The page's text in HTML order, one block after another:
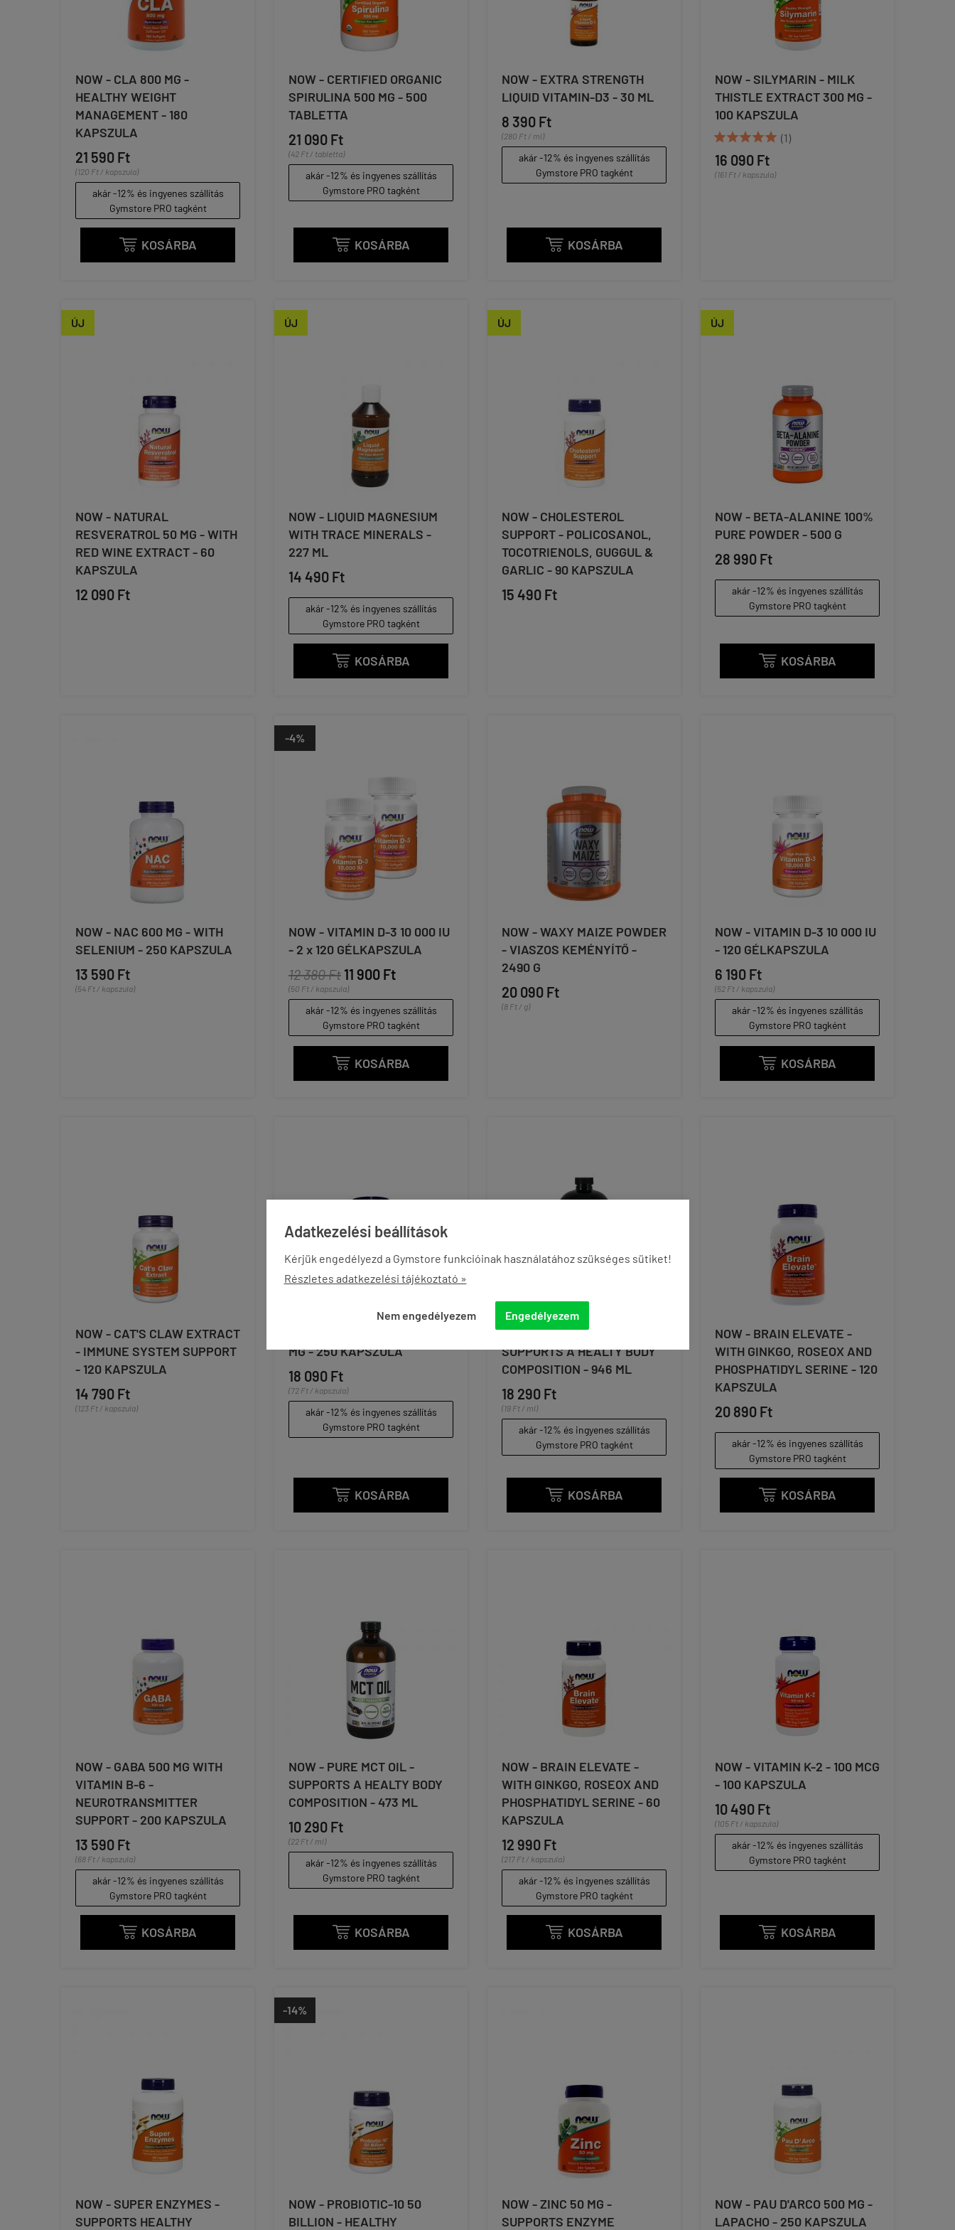
Adatkezelési beállítások
Kérjük engedélyezd a Gymstore funkcióinak használatához szükséges sütiket!
Részletes adatkezelési tájékoztató »
Nem engedélyezem Engedélyezem
NOW - CLA 800 MG -
HEALTHY WEIGHT
MANAGEMENT - 180
KAPSZULA
21 590 Ft
(120 Ft / kapszula)
akár -12% és ingyenes szállítás
Gymstore PRO tagként
 KOSÁRBA
NOW - CERTIFIED ORGANIC
SPIRULINA 500 MG - 500
TABLETTA
21 090 Ft
(42 Ft / tabletta)
akár -12% és ingyenes szállítás
Gymstore PRO tagként
 KOSÁRBA
NOW - EXTRA STRENGTH
LIQUID VITAMIN-D3 - 30 ML
8 390 Ft
(280 Ft / ml)
akár -12% és ingyenes szállítás
Gymstore PRO tagként
 KOSÁRBA
NOW - SILYMARIN - MILK
THISTLE EXTRACT 300 MG -
100 KAPSZULA
 (1)
16 090 Ft
(161 Ft / kapszula)
ÚJ
NOW - NATURAL
RESVERATROL 50 MG - WITH
RED WINE EXTRACT - 60
KAPSZULA
12 090 Ft
ÚJ
NOW - LIQUID MAGNESIUM
WITH TRACE MINERALS -
227 ML
14 490 Ft
akár -12% és ingyenes szállítás
Gymstore PRO tagként
 KOSÁRBA
ÚJ
NOW - CHOLESTEROL
SUPPORT - POLICOSANOL,
TOCOTRIENOLS, GUGGUL &
GARLIC - 90 KAPSZULA
15 490 Ft
ÚJ
NOW - BETA-ALANINE 100%
PURE POWDER - 500 G
28 990 Ft
akár -12% és ingyenes szállítás
Gymstore PRO tagként
 KOSÁRBA
NOW - NAC 600 MG - WITH
SELENIUM - 250 KAPSZULA
13 590 Ft
(54 Ft / kapszula)
-4%
NOW - VITAMIN D-3 10 000 IU
- 2 x 120 GÉLKAPSZULA
12 380 Ft 11 900 Ft
(50 Ft / kapszula)
akár -12% és ingyenes szállítás
Gymstore PRO tagként
 KOSÁRBA
NOW - WAXY MAIZE POWDER
- VIASZOS KEMÉNYÍTŐ -
2490 G
20 090 Ft
(8 Ft / g)
NOW - VITAMIN D-3 10 000 IU
- 120 GÉLKAPSZULA
6 190 Ft
(52 Ft / kapszula)
akár -12% és ingyenes szállítás
Gymstore PRO tagként
 KOSÁRBA
NOW - CAT'S CLAW EXTRACT
- IMMUNE SYSTEM SUPPORT
- 120 KAPSZULA
14 790 Ft
(123 Ft / kapszula)
MG - 250 KAPSZULA
18 090 Ft
(72 Ft / kapszula)
akár -12% és ingyenes szállítás
Gymstore PRO tagként
 KOSÁRBA
NOW - PURE MCT OIL -
SUPPORTS A HEALTY BODY
COMPOSITION - 946 ML
18 290 Ft
(19 Ft / ml)
akár -12% és ingyenes szállítás
Gymstore PRO tagként
 KOSÁRBA
NOW - BRAIN ELEVATE -
WITH GINKGO, ROSEOX AND
PHOSPHATIDYL SERINE - 120
KAPSZULA
20 890 Ft
akár -12% és ingyenes szállítás
Gymstore PRO tagként
 KOSÁRBA
NOW - GABA 500 MG WITH
VITAMIN B-6 -
NEUROTRANSMITTER
SUPPORT - 200 KAPSZULA
13 590 Ft
(68 Ft / kapszula)
akár -12% és ingyenes szállítás
Gymstore PRO tagként
 KOSÁRBA
NOW - PURE MCT OIL -
SUPPORTS A HEALTY BODY
COMPOSITION - 473 ML
10 290 Ft
(22 Ft / ml)
akár -12% és ingyenes szállítás
Gymstore PRO tagként
 KOSÁRBA
NOW - BRAIN ELEVATE -
WITH GINKGO, ROSEOX AND
PHOSPHATIDYL SERINE - 60
KAPSZULA
12 990 Ft
(217 Ft / kapszula)
akár -12% és ingyenes szállítás
Gymstore PRO tagként
 KOSÁRBA
NOW - VITAMIN K-2 - 100 MCG
- 100 KAPSZULA
10 490 Ft
(105 Ft / kapszula)
akár -12% és ingyenes szállítás
Gymstore PRO tagként
 KOSÁRBA
NOW - SUPER ENZYMES -
SUPPORTS HEALTHY
-14%
NOW - PROBIOTIC-10 50
BILLION - HEALTHY
NOW - ZINC 50 MG -
SUPPORTS ENZYME
NOW - PAU D'ARCO 500 MG -
LAPACHO - 250 KAPSZULA